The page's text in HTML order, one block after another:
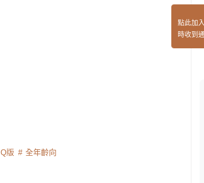
Q版
全年齡向
點此加
時收到